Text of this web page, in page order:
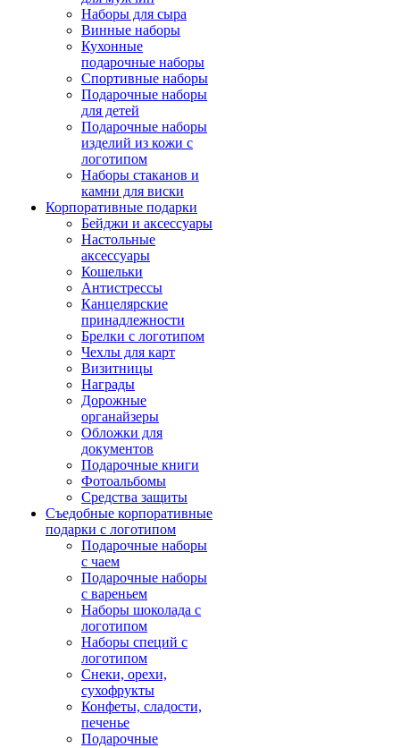
Наборы для сыра
Винные наборы
Кухонные
подарочные наборы
Спортивные наборы
Подарочные наборы
для детей
Подарочные наборы
изделий из кожи с
логотипом
Наборы стаканов и
камни для виски
Корпоративные подарки
Бейджи и аксессуары
Настольные
аксессуары
Кошельки
Антистрессы
Канцелярские
принадлежности
Брелки с логотипом
Чехлы для карт
Визитницы
Награды
Дорожные
органайзеры
Обложки для
документов
Подарочные книги
Фотоальбомы
Средства защиты
Съедобные корпоративные
подарки с логотипом
Подарочные наборы
с чаем
Подарочные наборы
с вареньем
Наборы шоколада с
логотипом
Наборы специй с
логотипом
Снеки, орехи,
сухофрукты
Конфеты, сладости,
печенье
Подарочные